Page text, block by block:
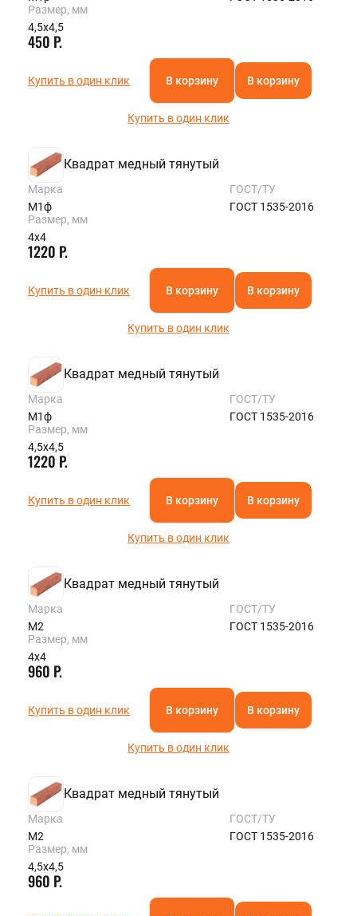
Размер, мм
4,5х4,5
450 Р.
Купить в один клик В корзину В корзину
Купить в один клик
Квадрат медный тянутый
Марка
М1ф
ГОСТ/ТУ
ГОСТ 1535-2016
Размер, мм
4х4
1220 Р.
Купить в один клик В корзину В корзину
Купить в один клик
Квадрат медный тянутый
Марка
М1ф
ГОСТ/ТУ
ГОСТ 1535-2016
Размер, мм
4,5х4,5
1220 Р.
Купить в один клик В корзину В корзину
Купить в один клик
Квадрат медный тянутый
Марка
М2
ГОСТ/ТУ
ГОСТ 1535-2016
Размер, мм
4х4
960 Р.
Купить в один клик В корзину В корзину
Купить в один клик
Квадрат медный тянутый
Марка
М2
ГОСТ/ТУ
ГОСТ 1535-2016
Размер, мм
4,5х4,5
960 Р.